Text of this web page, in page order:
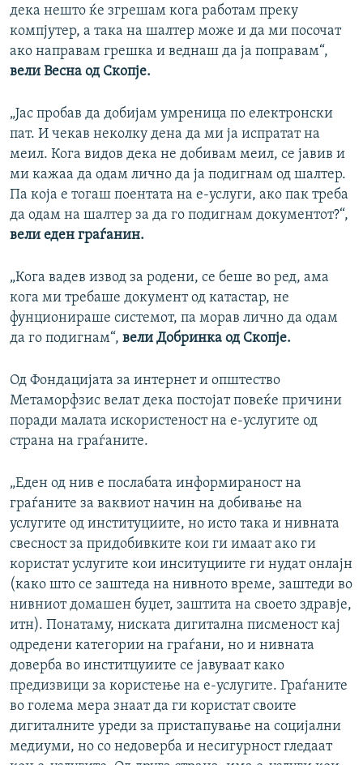
дека нешто ќе згрешам кога работам преку
компјутер, а така на шалтер може и да ми посочат
ако направам грешка и веднаш да ја поправам“,
вели Весна од Скопје.
„Јас пробав да добијам умреница по електронски
пат. И чекав неколку дена да ми ја испратат на
меил. Кога видов дека не добивам меил, се јавив и
ми кажаа да одам лично да ја подигнам од шалтер.
Па која е тогаш поентата на е-услуги, ако пак треба
да одам на шалтер за да го подигнам документот?“,
вели еден граѓанин.
„Кога вадев извод за родени, се беше во ред, ама
кога ми требаше документ од катастар, не
фунционираше системот, па морав лично да одам
да го подигнам“, вели Добринка од Скопје.
Од Фондацијата за интернет и општество
Метаморфзис велат дека постојат повеќе причини
поради малата искористеност на е-услугите од
страна на граѓаните.
„Еден од нив е послабата информираност на
граѓаните за ваквиот начин на добивање на
услугите од институциите, но исто така и нивната
свесност за придобивките кои ги имаат ако ги
користат услугите кои инситуциите ги нудат онлајн
(како што се заштеда на нивното време, заштеди во
нивниот домашен буџет, заштита на своето здравје,
итн). Понатаму, ниската дигитална писменост кај
одредени категории на граѓани, но и нивната
доверба во инститцуиите се јавуваат како
предизвици за користење на е-услугите. Граѓаните
во голема мера знаат да ги користат своите
дигиталните уреди за пристапување на социјални
медиуми, но со недоверба и несигурност гледаат